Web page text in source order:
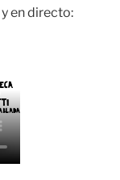
en directo: